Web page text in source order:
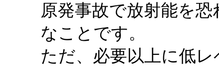
原発事故で放射能を
なことです。
ただ、必要以上に低